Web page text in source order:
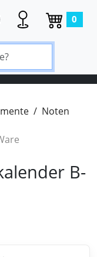
0
Noten
B-